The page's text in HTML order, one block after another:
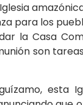
para los
la Casa
son
esta